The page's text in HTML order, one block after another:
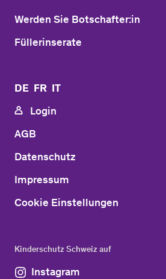
Werden Sie Botschafter:in
Füllerinserate
DE FR IT
Login
AGB
Datenschutz
Impressum
Cookie Einstellungen
Kinderschutz Schweiz auf
Instagram